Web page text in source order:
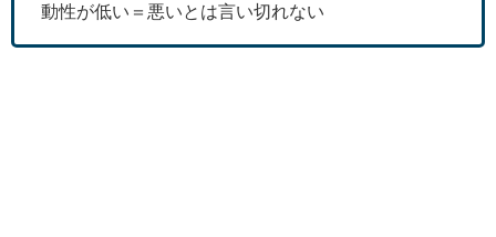
動性が低い＝悪いとは言い切れない